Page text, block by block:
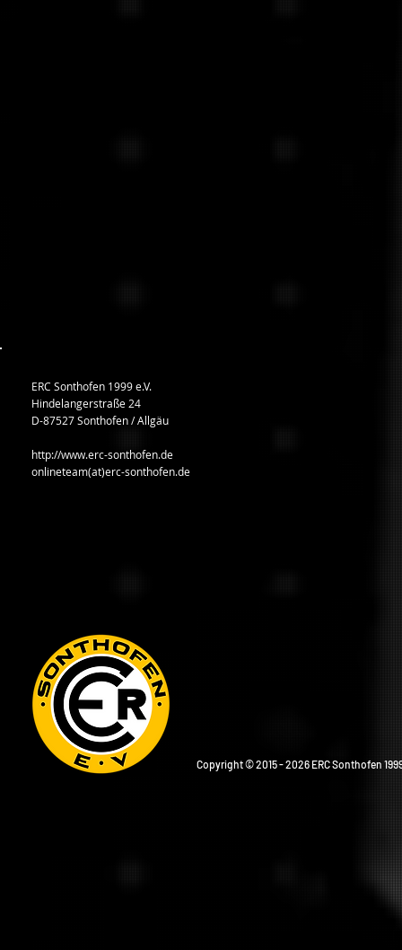
ERC Sonthofen 1999 e.V.
Hindelangerstraße 24
D-87527 Sonthofen / Allgäu
http://www.erc-sonthofen.de
onlineteam(at)erc-sonthofen.de
Copyright © 2015 - 2026 ERC Sonthofen